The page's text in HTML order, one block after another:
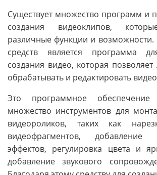
Существует множество программ и
создания видеоклипов,
различные функции и возможности.
средств является программа
создания видео, которая
обрабатывать и редактировать
Это программное обеспечение
множество инструментов для
видеороликов, таких как
видеофрагментов,
эффектов, регулировка цвета и
добавление звукового